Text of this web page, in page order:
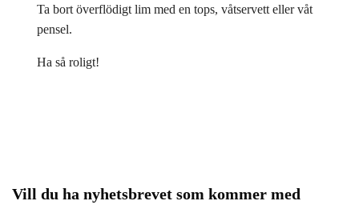
Ta bort överflödigt lim med en tops, våtservett eller våt
pensel.
Ha så roligt!
Vill du ha nyhetsbrevet som kommer med